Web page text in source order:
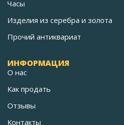
Часы
Изделия из серебра и золота
Прочий антиквариат
ИНФОРМАЦИЯ
О нас
Как продать
Отзывы
Контакты